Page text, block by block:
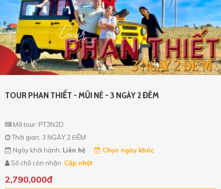
TOUR PHAN THIẾT - MŨI NÉ - 3 NGÀY 2 ĐÊM
Mã tour: PT3N2D
Thời gian: 3 NGÀY 2 ĐÊM
Ngày khởi hành: Liên hệ
Chọn ngày khác
Số chỗ còn nhận: Cập nhật
2,790,000đ